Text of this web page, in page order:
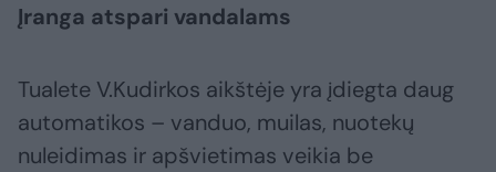
Įranga atspari vandalams
Tualete V.Kudirkos aikštėje yra įdiegta daug
automatikos – vanduo, muilas, nuotekų
nuleidimas ir apšvietimas veikia be